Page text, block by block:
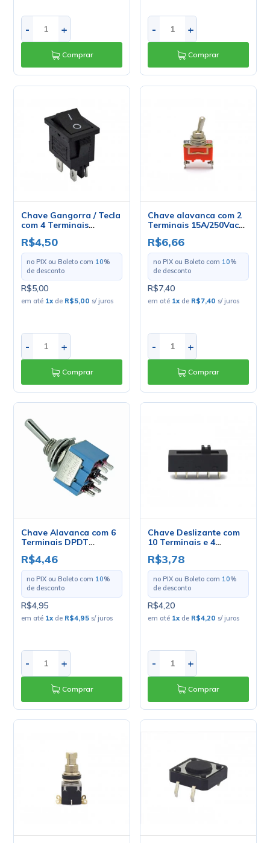
- +
Comprar
- +
Comprar
Chave Gangorra / Tecla
com 4 Terminais
Liga/Desliga
10A/125Vac - Preto -
KCD1-104N
R$4,50
no PIX ou Boleto com 10%
de desconto
R$5,00
em até 1x de R$5,00 s/ juros
- +
Comprar
Chave alavanca com 2
Terminais 15A/250Vac
Liga/Desliga - KN-1021
R$6,66
no PIX ou Boleto com 10%
de desconto
R$7,40
em até 1x de R$7,40 s/ juros
- +
Comprar
Chave Alavanca com 6
Terminais DPDT
6A/125Vac Liga/Liga -
MTS-202
R$4,46
no PIX ou Boleto com 10%
de desconto
R$4,95
em até 1x de R$4,95 s/ juros
- +
Comprar
Chave Deslizante com
10 Terminais e 4
Posições 8A/250Vac e
16A/125Vac SLS-01-
42A1 - Jietong
R$3,78
no PIX ou Boleto com 10%
de desconto
R$4,20
em até 1x de R$4,20 s/ juros
- +
Comprar